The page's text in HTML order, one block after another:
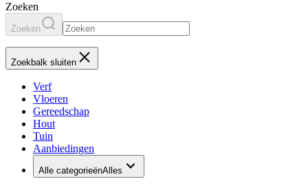
Zoeken
Zoeken
Zoekbalk sluiten
Verf
Vloeren
Gereedschap
Hout
Tuin
Aanbiedingen
Alle categorieënAlles